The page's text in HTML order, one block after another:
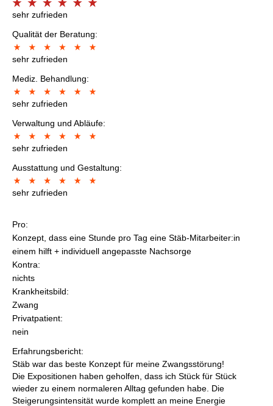
sehr zufrieden
Qualität der Beratung:
sehr zufrieden
Mediz. Behandlung:
sehr zufrieden
Verwaltung und Abläufe:
sehr zufrieden
Ausstattung und Gestaltung:
sehr zufrieden
Pro:
Konzept, dass eine Stunde pro Tag eine Stäb-Mitarbeiter:in
einem hilft + individuell angepasste Nachsorge
Kontra:
nichts
Krankheitsbild:
Zwang
Privatpatient:
nein
Erfahrungsbericht:
Stäb war das beste Konzept für meine Zwangsstörung!
Die Expositionen haben geholfen, dass ich Stück für Stück
wieder zu einem normaleren Alltag gefunden habe. Die
Steigerungsintensität wurde komplett an meine Energie